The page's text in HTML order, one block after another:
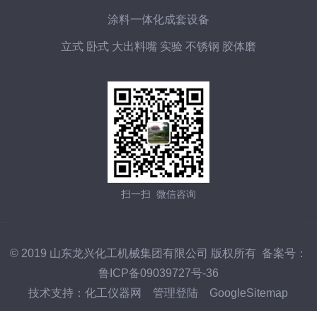
涂料一体化成套设备
立式 卧式 大出料嘴 实验 不锈钢 胶体磨
扫一扫 微信咨询
© 2019 山东龙兴化工机械集团有限公司 版权所有 备案号：
鲁ICP备09039727号-36
技术支持：化工仪器网 管理登陆 GoogleSitemap